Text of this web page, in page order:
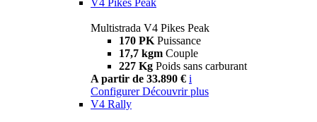
Multistrada V4 Pikes Peak
170 PK Puissance
17,7 kgm Couple
227 Kg Poids sans carburant
A partir de 33.890 € i
Configurer Découvrir plus
V4 Rally